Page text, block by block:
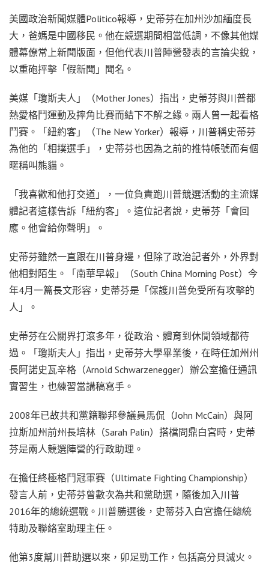
美國政治新聞媒體Politico報導，史蒂芬在加州沙加緬度長
大，爸媽是中國移民。他在競選期間相當低調，不像其他媒
體幕僚常上新聞版面，但他代表川普陣營發表的言論尖銳，
以重砲抨擊「假新聞」聞名。
美媒「瓊斯夫人」（Mother Jones）指出，史蒂芬與川普都
熱愛格鬥運動及摔角比賽而結下不解之緣。兩人曾一起看格
鬥賽。「紐約客」（The New Yorker）報導，川普稱史蒂芬
為他的「相撲選手」，史蒂芬也因為之前的推特帳號而有個
暱稱叫熊貓。
「我喜歡和他打交道」，一位負責跑川普競選活動的主流媒
體記者這樣告訴「紐約客」。這位記者說，史蒂芬「會回
應。他會給你聲明」。
史蒂芬雖然一直跟在川普身邊，但除了政治記者外，外界對
他相對陌生。「南華早報」（South China Morning Post）今
年4月一篇長文形容，史蒂芬是「保護川普免受所有攻擊的
人」。
史蒂芬在公關界打滾多年，從政治、體育到休閒領域都待
過。「瓊斯夫人」指出，史蒂芬大學畢業後，在時任加州州
長阿諾史瓦辛格（Arnold Schwarzenegger）辦公室擔任通訊
實習生，也練習當講稿寫手。
2008年已故共和黨籍聯邦參議員馬侃（John McCain）與阿
拉斯加州前州長培林（Sarah Palin）搭檔問鼎白宮時，史蒂
芬是兩人競選陣營的行政助理。
在擔任終極格鬥冠軍賽（Ultimate Fighting Championship）
發言人前，史蒂芬曾數次為共和黨助選，隨後加入川普
2016年的總統選戰。川普勝選後，史蒂芬入白宮擔任總統
特助及聯絡室助理主任。
他第3度幫川普助選以來，卯足勁工作，包括高分貝滅火。